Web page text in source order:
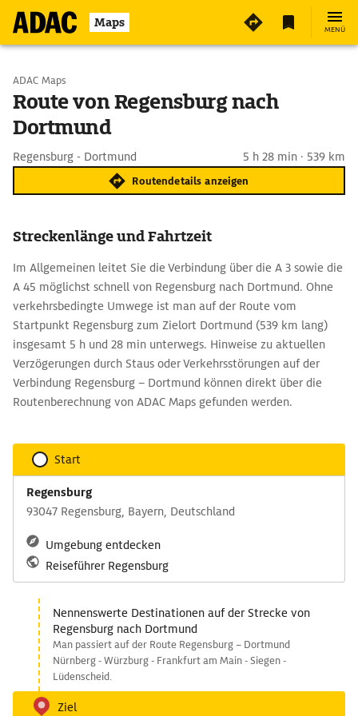
Maps MENÜ
Start wählen
Ziel eingeben
ADAC Maps
Route von Regensburg nach
Dortmund
Regensburg - Dortmund 5 h 28 min · 539 km
Routendetails anzeigen
Streckenlänge und Fahrtzeit
Im Allgemeinen leitet Sie die Verbindung über die A 3 sowie die
A 45 möglichst schnell von Regensburg nach Dortmund. Ohne
verkehrsbedingte Umwege ist man auf der Route vom
Startpunkt Regensburg zum Zielort Dortmund (539 km lang)
insgesamt 5 h und 28 min unterwegs. Hinweise zu aktuellen
Verzögerungen durch Staus oder Verkehrsstörungen auf der
Verbindung Regensburg – Dortmund können direkt über die
Routenberechnung von ADAC Maps gefunden werden.
Start
Regensburg
93047 Regensburg, Bayern, Deutschland
Umgebung entdecken
Reiseführer Regensburg
Nennenswerte Destinationen auf der Strecke von
Regensburg nach Dortmund
Man passiert auf der Route Regensburg – Dortmund
Nürnberg - Würzburg - Frankfurt am Main - Siegen -
Lüdenscheid.
Ziel